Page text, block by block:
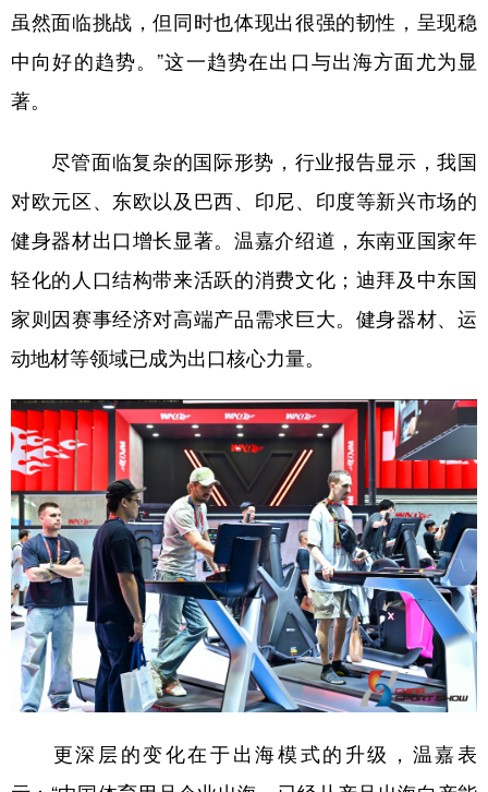
虽然面临挑战，但同时也体现出很强的韧性，呈现稳
中向好的趋势。”这一趋势在出口与出海方面尤为显
著。
尽管面临复杂的国际形势，行业报告显示，我国
对欧元区、东欧以及巴西、印尼、印度等新兴市场的
健身器材出口增长显著。温嘉介绍道，东南亚国家年
轻化的人口结构带来活跃的消费文化；迪拜及中东国
家则因赛事经济对高端产品需求巨大。健身器材、运
动地材等领域已成为出口核心力量。
更深层的变化在于出海模式的升级，温嘉表